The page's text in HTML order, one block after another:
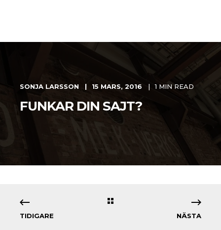
SONJA LARSSON 15 MARS, 2016 1 MIN READ
FUNKAR DIN SAJT?
TIDIGARE NÄSTA